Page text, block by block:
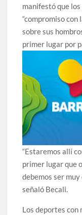
manifestó que
“compromiso con
sobre sus
primer lugar por
“Estaremos allí
primer lugar que
debemos ser
señaló Becali.
Los deportes